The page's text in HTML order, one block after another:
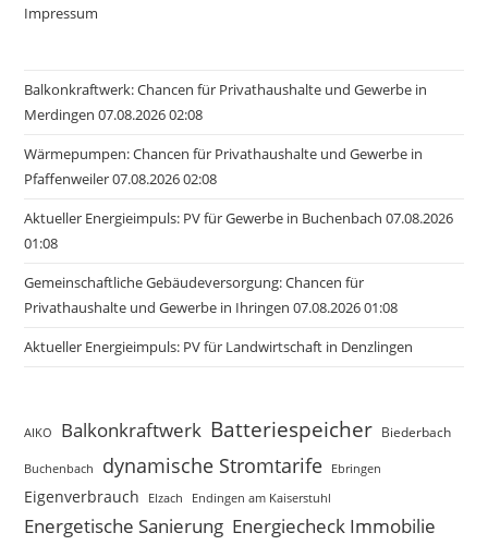
Impressum
Balkonkraftwerk: Chancen für Privathaushalte und Gewerbe in
Merdingen 07.08.2026 02:08
Wärmepumpen: Chancen für Privathaushalte und Gewerbe in
Pfaffenweiler 07.08.2026 02:08
Aktueller Energieimpuls: PV für Gewerbe in Buchenbach 07.08.2026
01:08
Gemeinschaftliche Gebäudeversorgung: Chancen für
Privathaushalte und Gewerbe in Ihringen 07.08.2026 01:08
Aktueller Energieimpuls: PV für Landwirtschaft in Denzlingen
AIKO Balkonkraftwerk Batteriespeicher Biederbach
Buchenbach dynamische Stromtarife Ebringen
Eigenverbrauch Elzach Endingen am Kaiserstuhl
Energetische Sanierung Energiecheck Immobilie